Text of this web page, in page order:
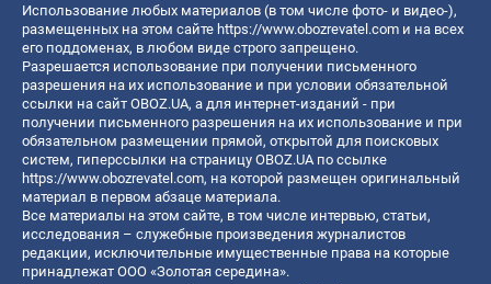
Использование любых материалов (в том числе фото- и видео-),
размещенных на этом сайте https://www.obozrevatel.com и на всех
его поддоменах, в любом виде строго запрещено.
Разрешается использование при получении письменного
разрешения на их использование и при условии обязательной
ссылки на сайт OBOZ.UA, а для интернет-изданий - при
получении письменного разрешения на их использование и при
обязательном размещении прямой, открытой для поисковых
систем, гиперссылки на страницу OBOZ.UA по ссылке
https://www.obozrevatel.com, на которой размещен оригинальный
материал в первом абзаце материала.
Все материалы на этом сайте, в том числе интервью, статьи,
исследования – служебные произведения журналистов
редакции, исключительные имущественные права на которые
принадлежат ООО «Золотая середина».